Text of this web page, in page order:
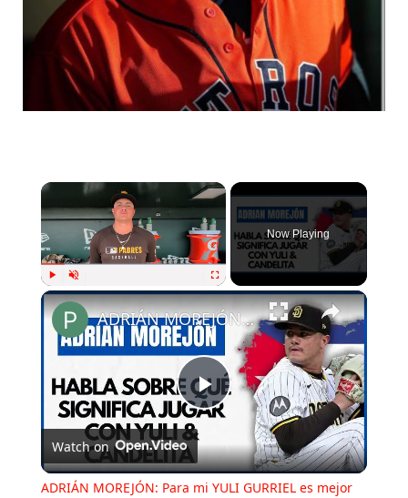
Play Unmute Fullscreen
Now Playing
Play
Video
ADRIÁN MOREJÓN: Para mi YULI GURRIEL es mejor que OMAR LINARES
Watch on
ADRIÁN MOREJÓN: Para mi YULI GURRIEL es mejor